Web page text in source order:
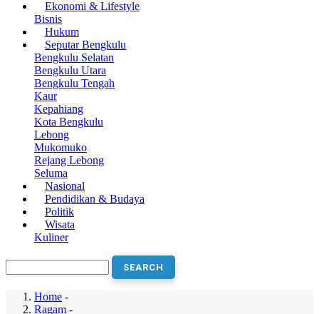
navigation
Ekonomi & Lifestyle
Bisnis
Hukum
Seputar Bengkulu
Bengkulu Selatan
Bengkulu Utara
Bengkulu Tengah
Kaur
Kepahiang
Kota Bengkulu
Lebong
Mukomuko
Rejang Lebong
Seluma
Nasional
Pendidikan & Budaya
Politik
Wisata
Kuliner
Home -
Ragam -